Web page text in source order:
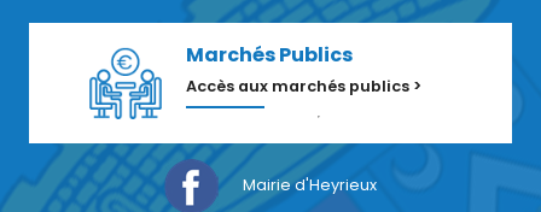
Marchés Publics
Accès aux marchés publics >
Mairie d'Heyrieux